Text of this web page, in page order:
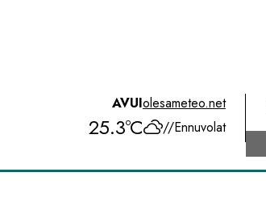
AVUIolesameteo.net
25.3ºC //Ennuvolat